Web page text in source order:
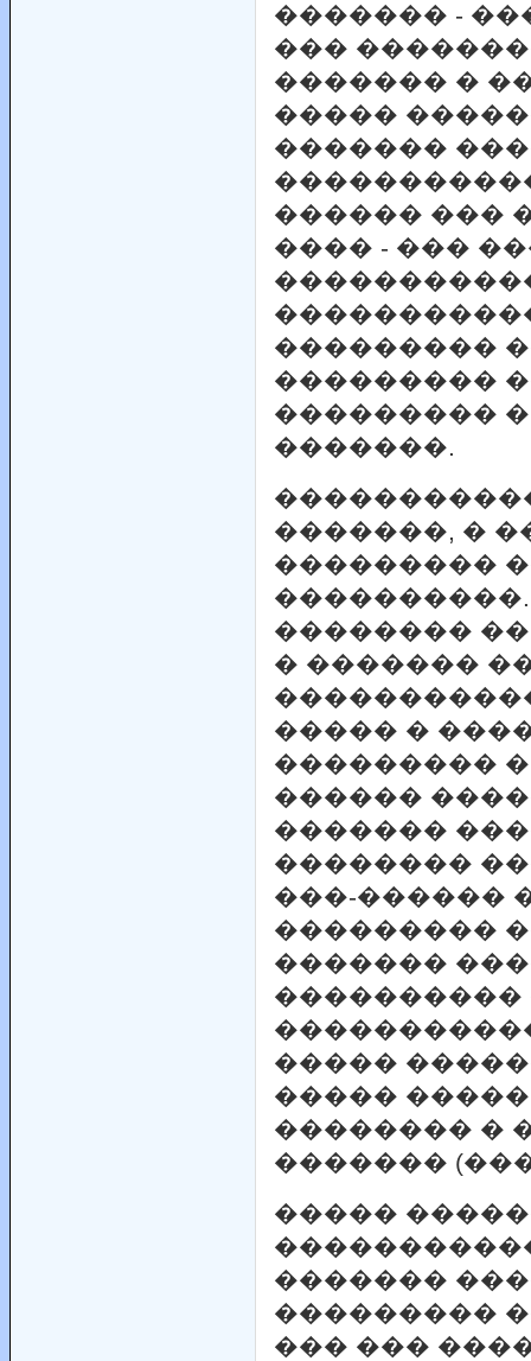
������� -
���
������� �
�����
�������
������ ���
���� - ���
���������
���������
���������
�������.
�������, �
���������
��������
� �������
����� �
���������
������
�������
��������
���-������
���������
�������
����������
�����
�����
�������� �
�������
�����
�������
���������
��� ���